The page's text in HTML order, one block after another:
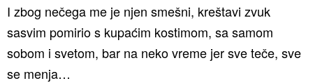
I zbog nečega me je njen smešni, kreštavi zvuk
sasvim pomirio s kupaćim kostimom, sa samom
sobom i svetom, bar na neko vreme jer sve teče, sve
se menja…